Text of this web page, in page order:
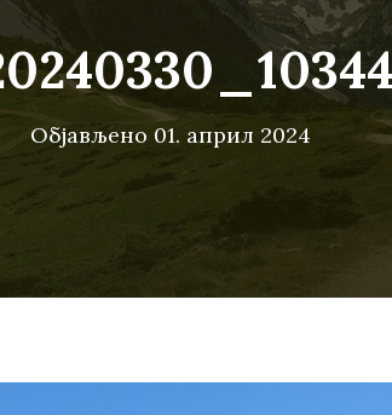
Објављено 01. април 2024